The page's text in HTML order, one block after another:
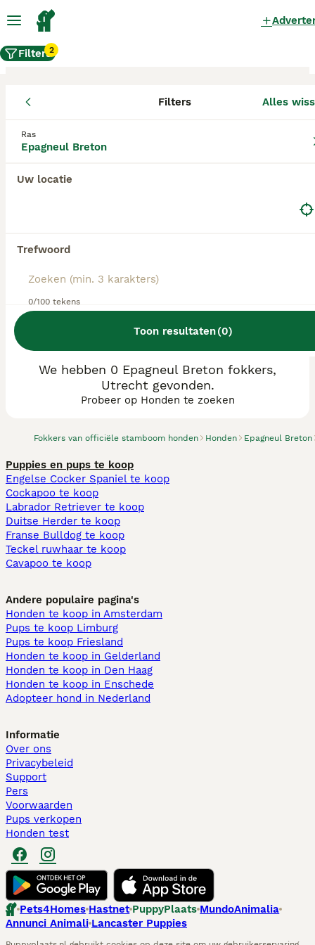
Filters2
Filters Alles
Ras
Epagneul Breton
Uw locatie
Trefwoord
0/100 tekens
Toon resultaten(0)
Fokkers van officiële stamboom honden Honden Epagneul Breton
Epagneul Breton Fokkers in deze lijst hebben een
Beheer bij ons aangeleverd, en fokken pups met
We hebben 0 Epagneul Breton fokkers,
Utrecht gevonden.
Probeer op Honden te zoeken
Puppies en pups te koop
Engelse Cocker Spaniel te koop
Cockapoo te koop
Labrador Retriever te koop
Duitse Herder te koop
Franse Bulldog te koop
Teckel ruwhaar te koop
Cavapoo te koop
Andere populaire pagina's
Honden te koop in Amsterdam
Pups te koop Limburg​
Pups te koop Friesland​
Honden te koop in Gelderland
Honden te koop in Den Haag
Honden te koop in Enschede
Adopteer hond in Nederland
Informatie
Over ons
Privacybeleid
Support
Pers
Voorwaarden
Pups verkopen
Honden test
Pets4Homes Hastnet PuppyPlaats MundoAnimalia
Annunci Animali Lancaster Puppies